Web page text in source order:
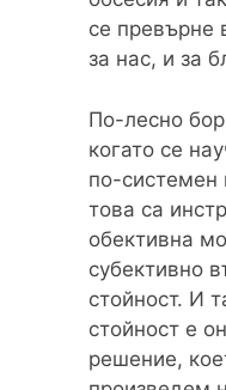
се превърне
за нас, и за
По-лесно
когато се
по-системен
това са
обективна
субективно
стойност. И
стойност е
решение,